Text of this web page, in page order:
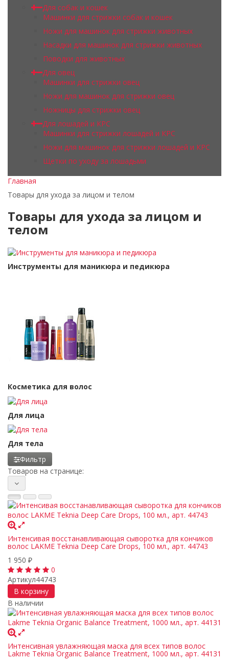
Для собак и кошек
Машинки для стрижки собак и кошек
Ножи для машинок для стрижки животных
Насадки для машинок для стрижки животных
Поводки для животных
Для овец
Машинки для стрижки овец
Ножи для машинок для стрижки овец
Ножницы для стрижки овец
Для лошадей и КРС
Машинки для стрижки лошадей и КРС
Ножи для машинок для стрижки лошадей и КРС
Щетки по уходу за лошадьми
Главная
Товары для ухода за лицом и телом
Товары для ухода за лицом и
телом
Инструменты для маникюра и педикюра
Косметика для волос
Для лица
Для тела
Фильтр
Товаров на странице:
Интенсивая восстанавливающая сыворотка для кончиков
волос LAKME Teknia Deep Care Drops, 100 мл., арт. 44743
1 950 ₽
0
Артикул44743
В корзину
В наличии
Интенсивная увлажняющая маска для всех типов волос
Lakme Teknia Organic Balance Treatment, 1000 мл., арт. 44131